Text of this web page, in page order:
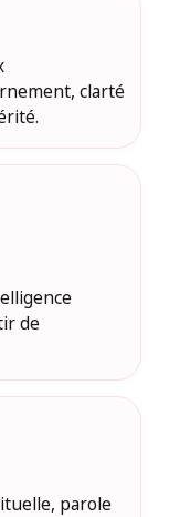
clarté
de
parole